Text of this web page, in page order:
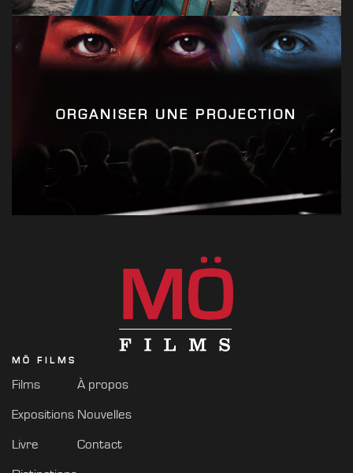
ORGANISER UNE PROJECTION
MÖ FILMS
Films
Expositions
Livre
À propos
Nouvelles
Contact